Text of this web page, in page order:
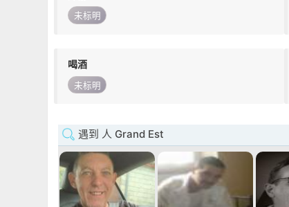
未标明
喝酒
未标明
遇到 人 Grand Est